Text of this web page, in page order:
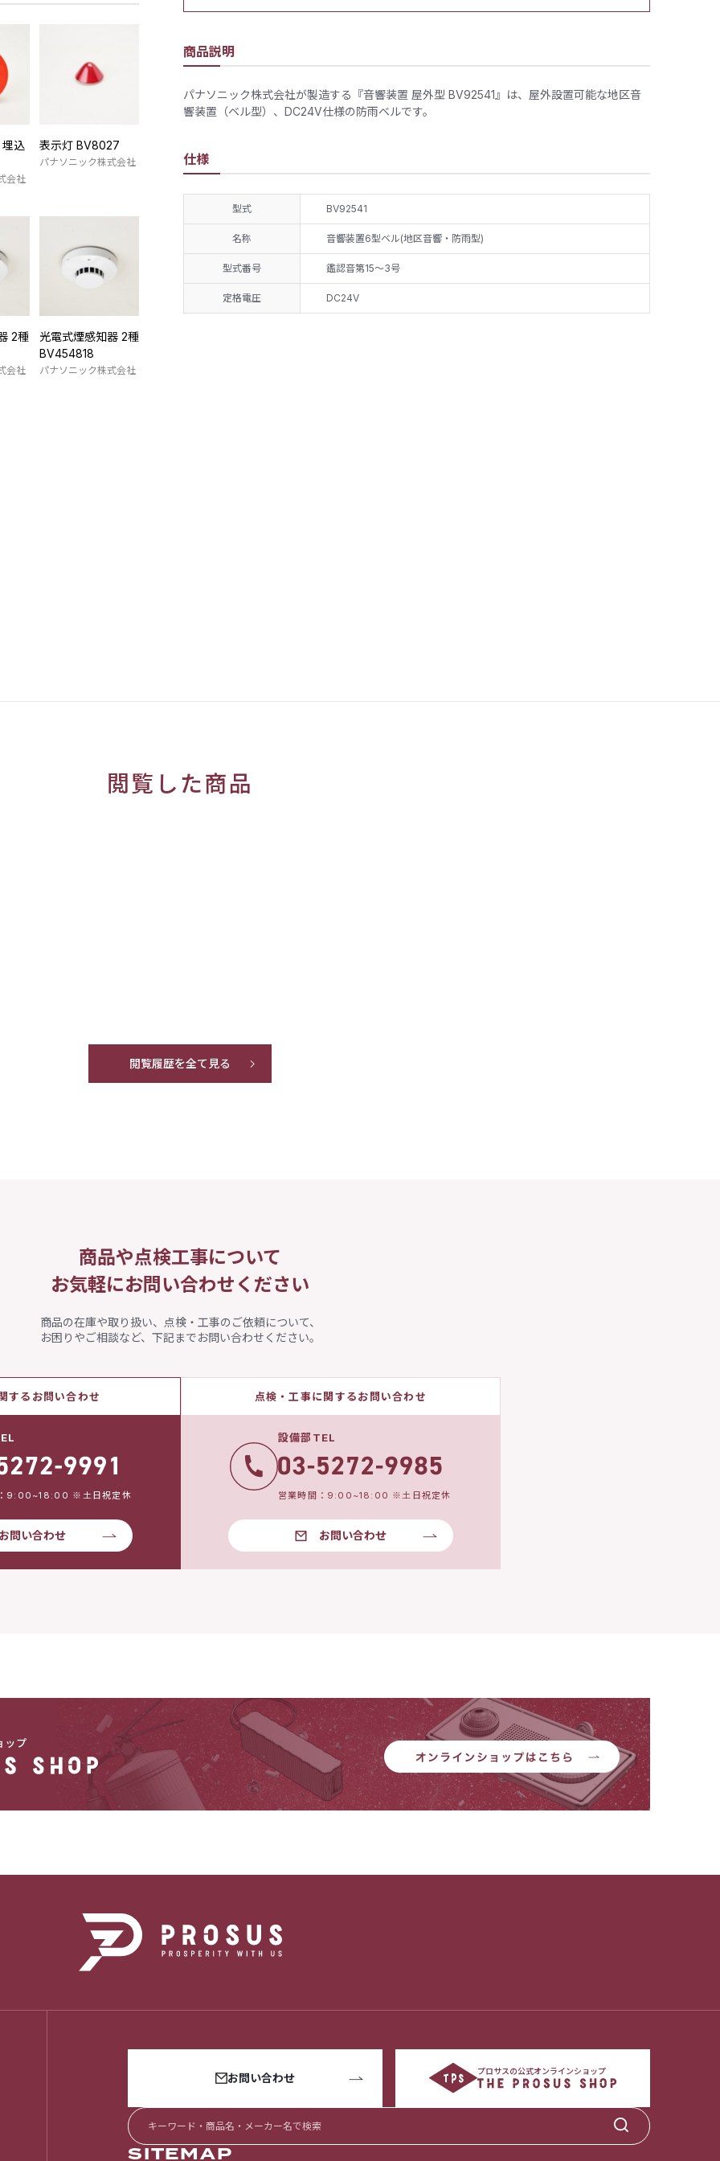
込
会社
表示灯 BV8027
パナソニック株式会社
2種
会社
光電式煙感知器 2種
BV454818
パナソニック株式会社
商品説明
パナソニック株式会社が製造する『音響装置 屋外型 BV92541』は、屋外設置可能な地区音
響装置（ベル型）、DC24V仕様の防雨ベルです。
仕様
型式 BV92541
名称 音響装置6型ベル(地区音響・防雨型)
型式番号 鑑認音第15～3号
定格電圧 DC24V
閲覧した商品
閲覧履歴を全て見る
商品や点検工事について
お気軽にお問い合わせください
商品の在庫や取り扱い、点検・工事のご依頼について、
お困りやご相談など、下記までお問い合わせください。
するお問い合わせ
9:00~18:00 ※土日祝定休
お問い合わせ
点検・工事に関するお問い合わせ
設備部TEL
営業時間：9:00~18:00 ※土日祝定休
お問い合わせ
お問い合わせ プロサスの公式オンラインショップ
SITEMAP